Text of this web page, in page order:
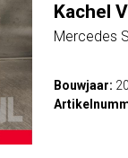
Kachel
Mercedes
Bouwjaar: